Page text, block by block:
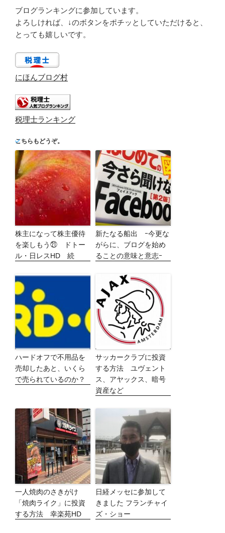
ブログランキングに参加しています。
よろしければ、↓のボタンをポチッとしていただけると、
とっても嬉しいです。
にほんブログ村
税理士ランキング
こちらもどうぞ。
株主になって株主優待
を楽しもう㉑ ドトー
ル・日レスHD 続
新たなる船出 ｰ今更な
がらに、ブログを始め
ることの意味と意志ｰ
ハードオフで不用品を
売却したあと、いくら
で売られているのか？
サッカークラブに投資
する方法 ユヴェント
ス、アヤックス、暗号
資産など
一人焼肉のさきがけ
「焼肉ライク」に投資
する方法 幸楽苑HD
日経メッセに参加して
きました フランチャイ
ズ・ショー